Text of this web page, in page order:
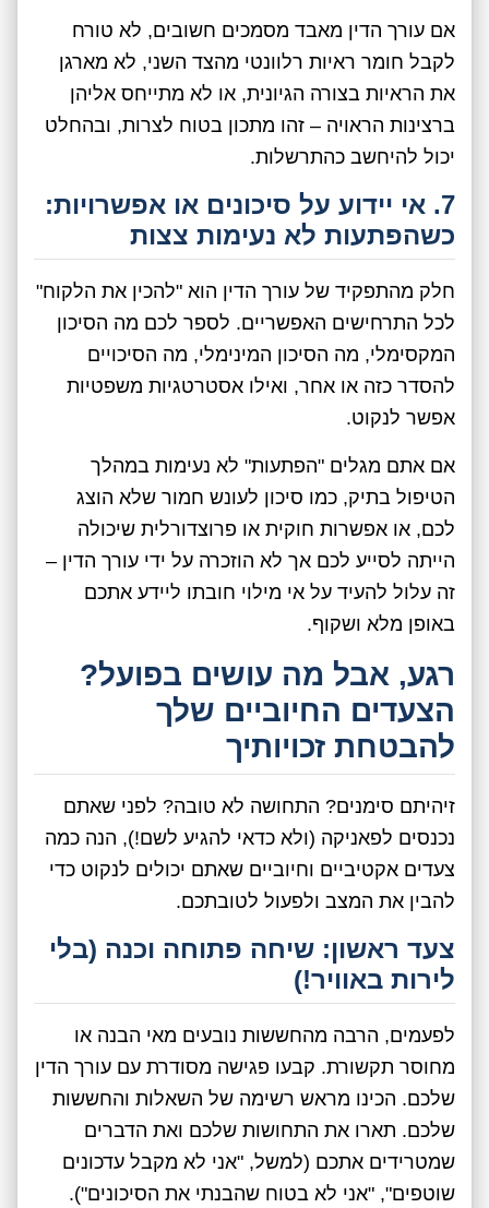
אם עורך הדין מאבד מסמכים חשובים, לא טורח
לקבל חומר ראיות רלוונטי מהצד השני, לא מארגן
את הראיות בצורה הגיונית, או לא מתייחס אליהן
ברצינות הראויה – זהו מתכון בטוח לצרות, ובהחלט
יכול להיחשב כהתרשלות.
7. אי יידוע על סיכונים או אפשרויות:
כשהפתעות לא נעימות צצות
חלק מהתפקיד של עורך הדין הוא "להכין את הלקוח"
לכל התרחישים האפשריים. לספר לכם מה הסיכון
המקסימלי, מה הסיכון המינימלי, מה הסיכויים
להסדר כזה או אחר, ואילו אסטרטגיות משפטיות
אפשר לנקוט.
אם אתם מגלים "הפתעות" לא נעימות במהלך
הטיפול בתיק, כמו סיכון לעונש חמור שלא הוצג
לכם, או אפשרות חוקית או פרוצדורלית שיכולה
הייתה לסייע לכם אך לא הוזכרה על ידי עורך הדין –
זה עלול להעיד על אי מילוי חובתו ליידע אתכם
באופן מלא ושקוף.
רגע, אבל מה עושים בפועל?
הצעדים החיוביים שלך
להבטחת זכויותיך
זיהיתם סימנים? התחושה לא טובה? לפני שאתם
נכנסים לפאניקה (ולא כדאי להגיע לשם!), הנה כמה
צעדים אקטיביים וחיוביים שאתם יכולים לנקוט כדי
להבין את המצב ולפעול לטובתכם.
צעד ראשון: שיחה פתוחה וכנה (בלי
לירות באוויר!)
לפעמים, הרבה מהחששות נובעים מאי הבנה או
מחוסר תקשורת. קבעו פגישה מסודרת עם עורך הדין
שלכם. הכינו מראש רשימה של השאלות והחששות
שלכם. תארו את התחושות שלכם ואת הדברים
שמטרידים אתכם (למשל, "אני לא מקבל עדכונים
שוטפים", "אני לא בטוח שהבנתי את הסיכונים").